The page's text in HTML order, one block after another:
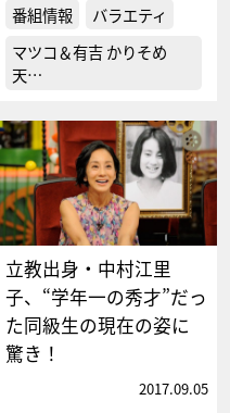
番組情報
バラエティ
マツコ＆有吉 かりそめ
天…
立教出身・中村江里
子、“学年一の秀才”だっ
た同級生の現在の姿に
驚き！
2017.09.05